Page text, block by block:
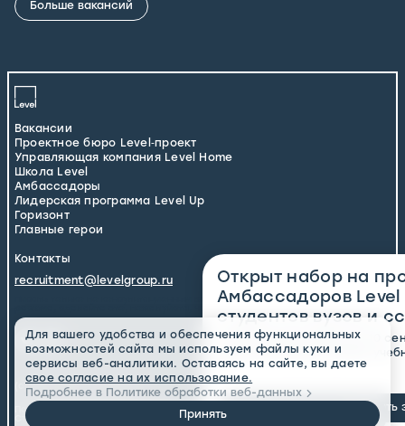
Открыт набор на
Амбассадоров Level
студентов вузов и
Успей подать заявку до 10
лицом компании в своем
🏻
Подать
Больше вакансий
(c) 2016–2026, Level Group
Вакансии
Проектное бюро Level‑проект
Управляющая компания Level Home
Школа Level
Амбассадоры
Лидерская программа Level Up
Горизонт
Главные герои
Политика конфиденциальности
Страница раскрытия корпоративной информации ООО «ЛЕВЕЛ ГРУП»
Контакты
recruitment@levelgroup.ru
Писать только по консультационным вопросам. Если же вы хотите отправить
Для вашего удобства и обеспечения функциональных
возможностей сайта мы используем файлы куки и
сервисы веб-аналитики. Оставаясь на сайте, вы даете
свое согласие на их использование.
Подробнее в Политике обработки веб-данных
Принять